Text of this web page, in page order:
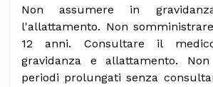
Non assumere in
l'allattamento. Non
12 anni. Consultare il
gravidanza e allattamento.
periodi prolungati senza